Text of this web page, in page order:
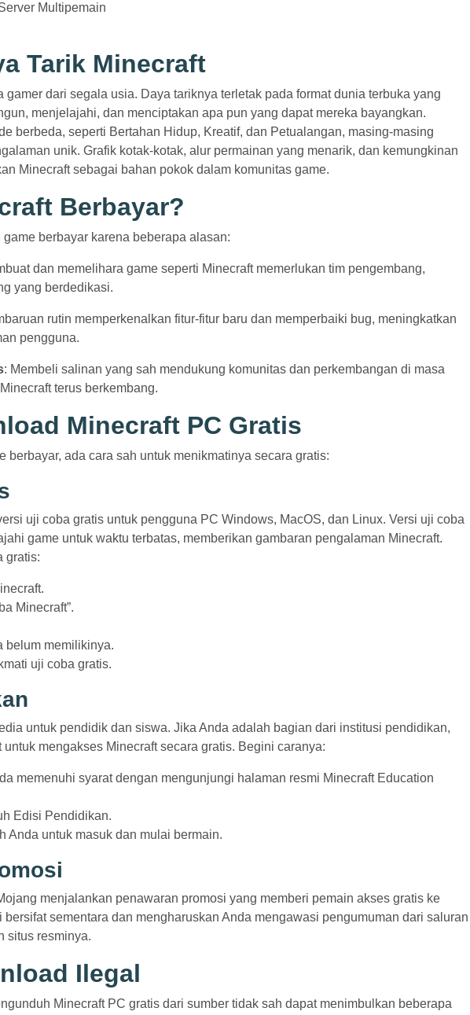
Multipemain
Tarik Minecraft
gamer dari segala usia. Daya tariknya terletak pada format dunia terbuka yang
menjelajahi, dan menciptakan apa pun yang dapat mereka bayangkan.
berbeda, seperti Bertahan Hidup, Kreatif, dan Petualangan, masing-masing
unik. Grafik kotak-kotak, alur permainan yang menarik, dan kemungkinan
Minecraft sebagai bahan pokok dalam komunitas game.
Berbayar?
berbayar karena beberapa alasan:
dan memelihara game seperti Minecraft memerlukan tim pengembang,
yang berdedikasi.
rutin memperkenalkan fitur-fitur baru dan memperbaiki bug, meningkatkan
pengguna.
: Membeli salinan yang sah mendukung komunitas dan perkembangan di masa
terus berkembang.
Minecraft PC Gratis
berbayar, ada cara sah untuk menikmatinya secara gratis:
uji coba gratis untuk pengguna PC Windows, MacOS, dan Linux. Versi uji coba
game untuk waktu terbatas, memberikan gambaran pengalaman Minecraft.
gratis:
Minecraft”.
belum memilikinya.
uji coba gratis.
untuk pendidik dan siswa. Jika Anda adalah bagian dari institusi pendidikan,
mengakses Minecraft secara gratis. Begini caranya:
memenuhi syarat dengan mengunjungi halaman resmi Minecraft Education
Edisi Pendidikan.
Anda untuk masuk dan mulai bermain.
menjalankan penawaran promosi yang memberi pemain akses gratis ke
sementara dan mengharuskan Anda mengawasi pengumuman dari saluran
situs resminya.
Ilegal
Minecraft PC gratis dari sumber tidak sah dapat menimbulkan beberapa